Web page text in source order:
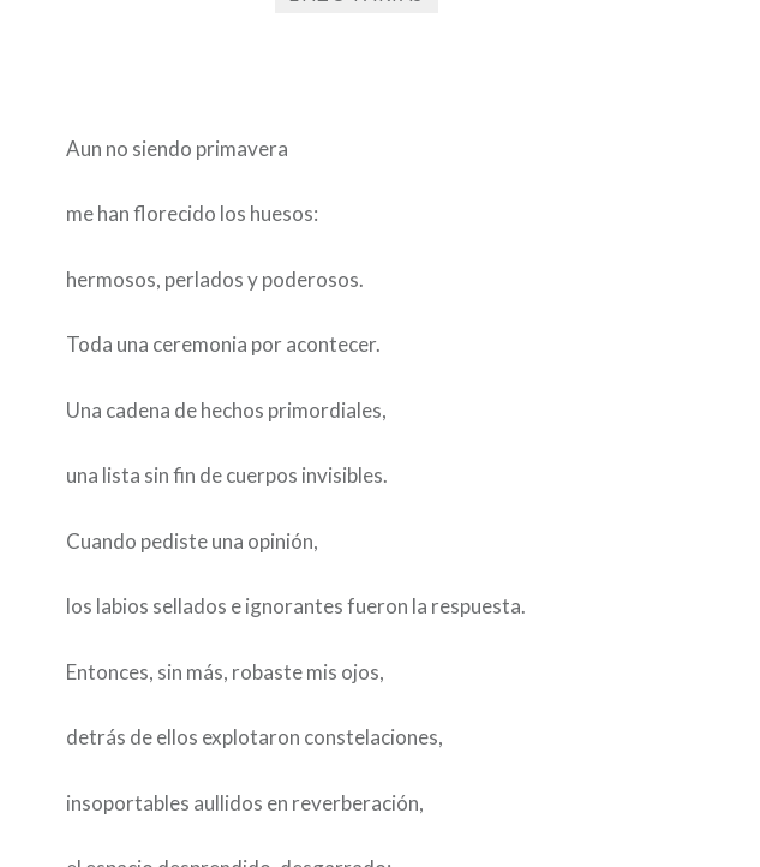
Aun no siendo primavera
me han florecido los huesos:
hermosos, perlados y poderosos.
Toda una ceremonia por acontecer.
Una cadena de hechos primordiales,
una lista sin fin de cuerpos invisibles.
Cuando pediste una opinión,
los labios sellados e ignorantes fueron la respuesta.
Entonces, sin más, robaste mis ojos,
detrás de ellos explotaron constelaciones,
insoportables aullidos en reverberación,